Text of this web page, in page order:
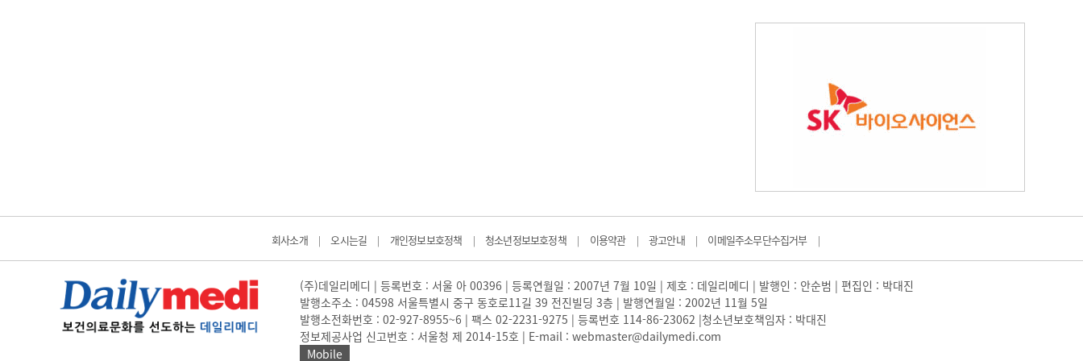
회사소개 | 오시는길 | 개인정보보호정책 | 청소년정보보호정책 | 이용약관 | 광고안내 | 이메일주소무단수집거부 |
(주)데일리메디 | 등록번호 : 서울 아 00396 | 등록연월일 : 2007년 7월 10일 | 제호 : 데일리메디 | 발행인 : 안순범 | 편집인 : 박대진
발행소주소 : 04598 서울특별시 중구 동호로11길 39 전진빌딩 3층 | 발행연월일 : 2002년 11월 5일
발행소전화번호 : 02-927-8955~6 | 팩스 02-2231-9275 | 등록번호 114-86-23062 |청소년보호책임자 : 박대진
정보제공사업 신고번호 : 서울청 제 2014-15호 | E-mail : webmaster@dailymedi.com
Mobile